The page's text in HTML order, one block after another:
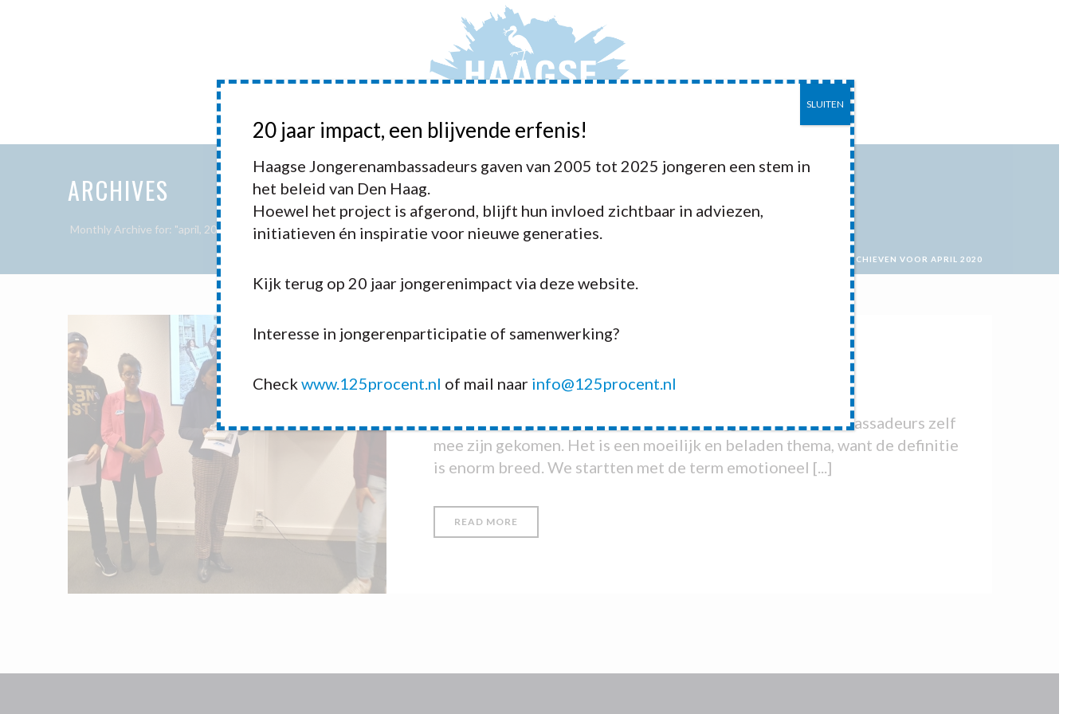
HOME HAAGSE JONGERENAMBASSADEURS ADVIEZEN CONTACT
ARCHIVES
Monthly Archive for: "april, 2020"
ARCHIEVEN VOOR APRIL 2020
Mentaal welzijn
Dit is een ongevraagd advies waar de Haagse Jongerenambassadeurs zelf
mee zijn gekomen. Het is een moeilijk en beladen thema, want de definitie
is enorm breed. We startten met de term emotioneel [...]
READ MORE
20 jaar impact, een blijvende erfenis!
Haagse Jongerenambassadeurs gaven van 2005 tot 2025 jongeren een stem in
het beleid van Den Haag.
Hoewel het project is afgerond, blijft hun invloed zichtbaar in adviezen,
initiatieven én inspiratie voor nieuwe generaties.
Kijk terug op 20 jaar jongerenimpact via deze website.
Interesse in jongerenparticipatie of samenwerking?
Check www.125procent.nl of mail naar info@125procent.nl
SLUITEN